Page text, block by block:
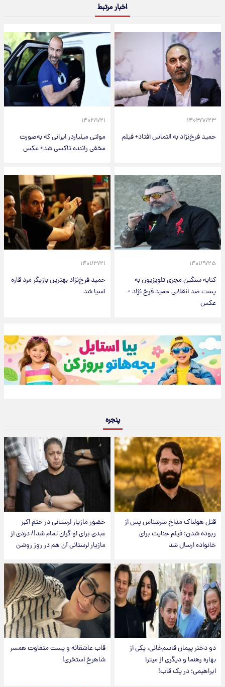
اخبار مرتبط
۱۴۰۳/۷/۲۳
حمید فرخ‌نژاد به التماس افتاد+ فیلم
۱۴۰۲/۱/۲۱
مولتی میلیاردر ایرانی که به‌صورت
مخفی راننده تاکسی شد+ عکس
۱۴۰۱/۹/۲۵
کنایه سنگین مجری تلویزیون به
پست ضد انقلابی حمید فرخ نژاد +
عکس
۱۴۰۱/۳/۲۱
حمید فرخ‌نژاد بهترین بازیگر مرد قاره
آسیا شد
پنجره
قتل هولناک مداح سرشناس پس از
ربوده شدن؛ فیلم جنایت برای
خانواده ارسال شد
حضور مازیار لرستانی در ختم اکبر
عبدی برای او گران تمام شد!/ دزدی از
مازیار لرستانی آن هم در روز روشن
دو دختر پیمان قاسم‌خانی، یکی از
بهاره رهنما و دیگری از میترا
ابراهیمی؛ در یک قاب!
قاب عاشقانه و پست متفاوت همسر
شاهرخ استخری!